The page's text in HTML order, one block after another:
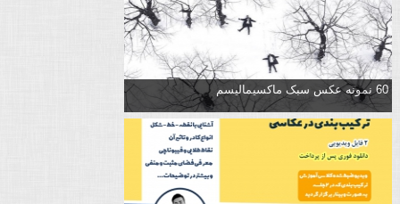
60 نمونه عکس سبک ماکسیمالیسم